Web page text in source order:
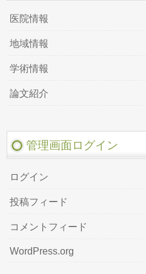
医院情報
地域情報
学術情報
論文紹介
管理画面ログイン
ログイン
投稿フィード
コメントフィード
WordPress.org